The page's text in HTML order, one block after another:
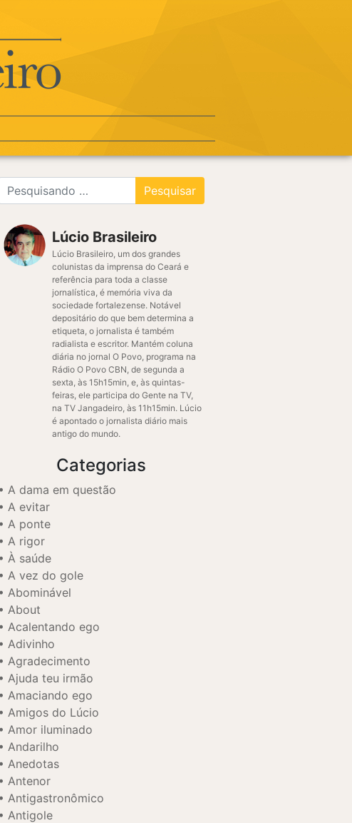
Lúcio Brasileiro
Lúcio Brasileiro, um dos grandes
colunistas da imprensa do Ceará e
referência para toda a classe
jornalística, é memória viva da
sociedade fortalezense. Notável
depositário do que bem determina a
etiqueta, o jornalista é também
radialista e escritor. Mantém coluna
diária no jornal O Povo, programa na
Rádio O Povo CBN, de segunda a
sexta, às 15h15min, e, às quintas-
feiras, ele participa do Gente na TV,
na TV Jangadeiro, às 11h15min. Lúcio
é apontado o jornalista diário mais
antigo do mundo.
Categorias
A dama em questão
A evitar
A ponte
A rigor
À saúde
A vez do gole
Abominável
About
Acalentando ego
Adivinho
Agradecimento
Ajuda teu irmão
Amaciando ego
Amigos do Lúcio
Amor iluminado
Andarilho
Anedotas
Antenor
Antigastronômico
Antigole